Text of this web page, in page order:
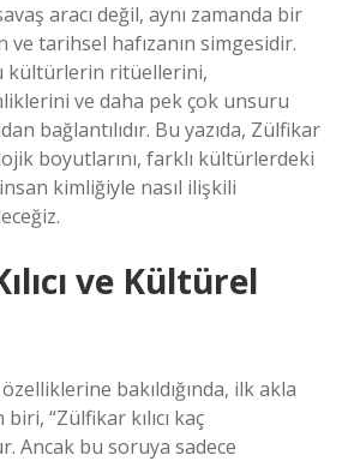
aracı değil, aynı zamanda bir
tarihsel hafızanın simgesidir.
kültürlerin ritüellerini,
ve daha pek çok unsuru
bağlantılıdır. Bu yazıda, Zülfikar
boyutlarını, farklı kültürlerdeki
kimliğiyle nasıl ilişkili
ve Kültürel
özelliklerine bakıldığında, ilk akla
“Zülfikar kılıcı kaç
Ancak bu soruya sadece